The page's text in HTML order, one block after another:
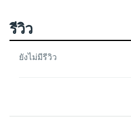
รีวิว
ยังไม่มีรีวิว